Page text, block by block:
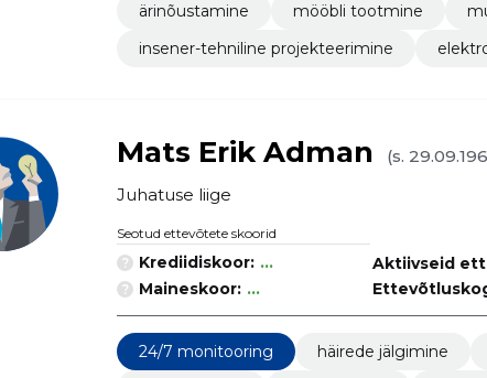
ärinõustamine
mööbli tootmine
insener-tehniline projekteerimine
Mats Erik Adman
(s.
Juhatuse liige
Seotud ettevõtete skoorid
Krediidiskoor: ...
Maineskoor: ...
Aktiivseid
24/7 monitooring häirede jälgimine